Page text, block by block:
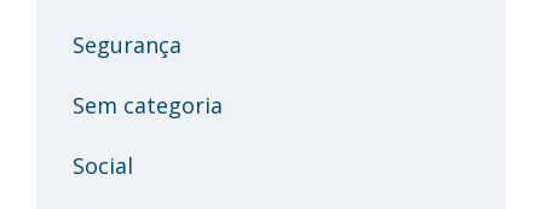
Segurança
Sem categoria
Social